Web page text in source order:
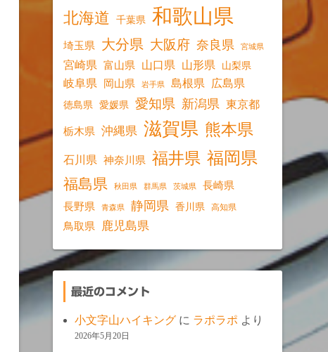
北海道
千葉県 和歌山県
埼玉県 大分県 大阪府 奈良県 宮城県
宮崎県 富山県 山口県 山形県 山梨県
岐阜県 岡山県 岩手県 島根県 広島県
徳島県 愛媛県 愛知県 新潟県 東京都
栃木県 沖縄県 滋賀県 熊本県
石川県 神奈川県 福井県 福岡県
福島県 秋田県 群馬県 茨城県 長崎県
長野県 青森県 静岡県 香川県 高知県
鳥取県 鹿児島県
最近のコメント
小文字山ハイキング に ラポラポ より
2026年5月20日